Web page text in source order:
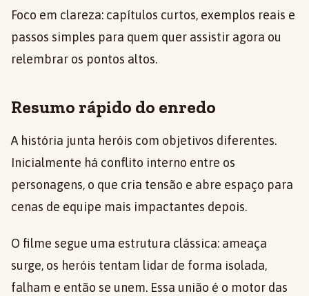
Foco em clareza: capítulos curtos, exemplos reais e
passos simples para quem quer assistir agora ou
relembrar os pontos altos.
Resumo rápido do enredo
A história junta heróis com objetivos diferentes.
Inicialmente há conflito interno entre os
personagens, o que cria tensão e abre espaço para
cenas de equipe mais impactantes depois.
O filme segue uma estrutura clássica: ameaça
surge, os heróis tentam lidar de forma isolada,
falham e então se unem. Essa união é o motor das